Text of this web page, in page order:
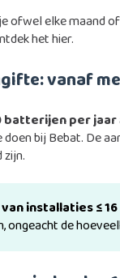
ofwel elke maand
het hier.
vanaf
batterijen per jaar
doen bij Bebat. De
installaties ≤ 16
ongeacht de